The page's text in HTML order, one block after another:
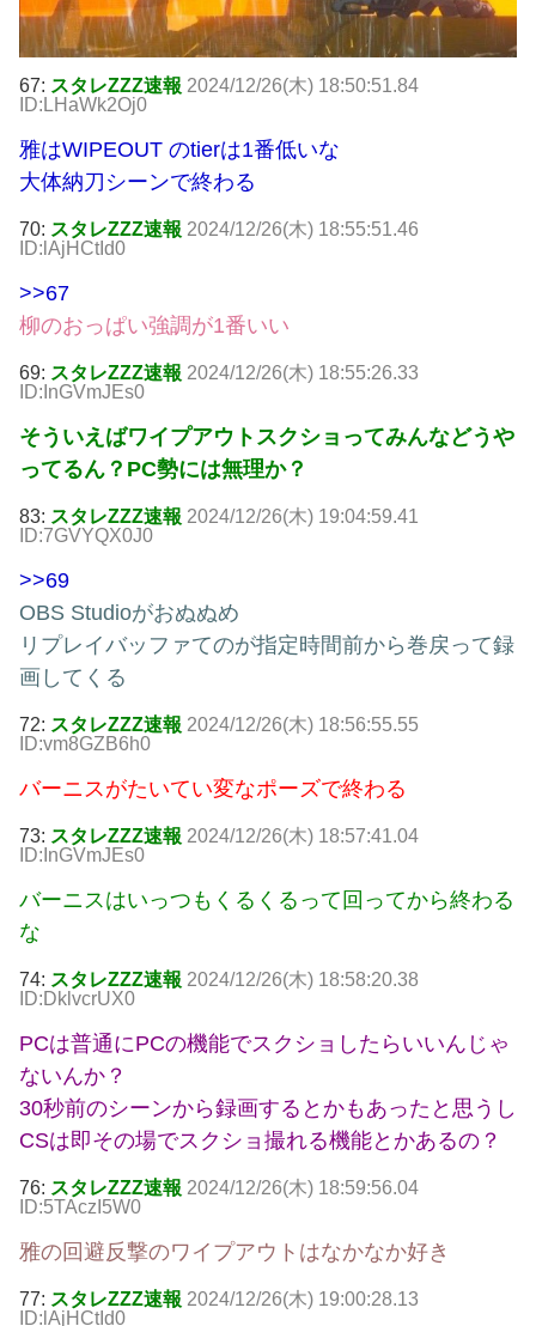
67: スタレZZZ速報 2024/12/26(木) 18:50:51.84
ID:LHaWk2Oj0
雅はWIPEOUT のtierは1番低いな
大体納刀シーンで終わる
70: スタレZZZ速報 2024/12/26(木) 18:55:51.46
ID:lAjHCtId0
>>67
柳のおっぱい強調が1番いい
69: スタレZZZ速報 2024/12/26(木) 18:55:26.33
ID:InGVmJEs0
そういえばワイプアウトスクショってみんなどうや
ってるん？PC勢には無理か？
83: スタレZZZ速報 2024/12/26(木) 19:04:59.41
ID:7GVYQX0J0
>>69
OBS Studioがおぬぬめ
リプレイバッファてのが指定時間前から巻戻って録
画してくる
72: スタレZZZ速報 2024/12/26(木) 18:56:55.55
ID:vm8GZB6h0
バーニスがたいてい変なポーズで終わる
73: スタレZZZ速報 2024/12/26(木) 18:57:41.04
ID:InGVmJEs0
バーニスはいっつもくるくるって回ってから終わる
な
74: スタレZZZ速報 2024/12/26(木) 18:58:20.38
ID:DklvcrUX0
PCは普通にPCの機能でスクショしたらいいんじゃ
ないんか？
30秒前のシーンから録画するとかもあったと思うし
CSは即その場でスクショ撮れる機能とかあるの？
76: スタレZZZ速報 2024/12/26(木) 18:59:56.04
ID:5TAczI5W0
雅の回避反撃のワイプアウトはなかなか好き
77: スタレZZZ速報 2024/12/26(木) 19:00:28.13
ID:lAjHCtId0